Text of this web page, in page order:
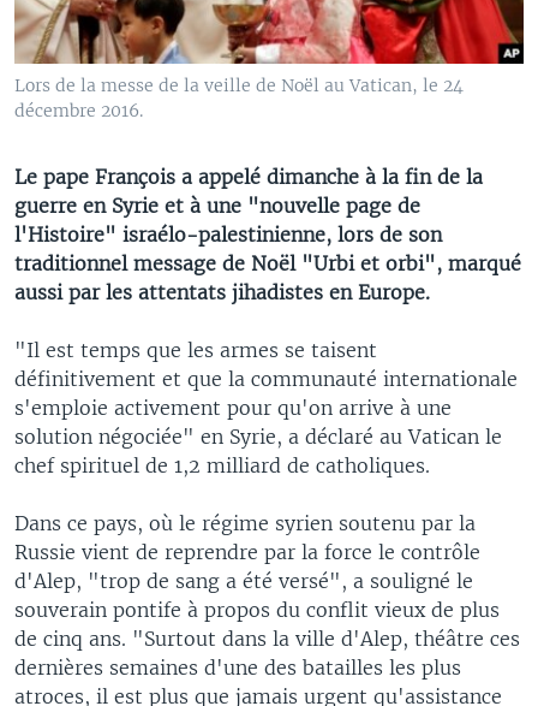
Lors de la messe de la veille de Noël au Vatican, le 24
décembre 2016.
Le pape François a appelé dimanche à la fin de la
guerre en Syrie et à une "nouvelle page de
l'Histoire" israélo-palestinienne, lors de son
traditionnel message de Noël "Urbi et orbi", marqué
aussi par les attentats jihadistes en Europe.
"Il est temps que les armes se taisent
définitivement et que la communauté internationale
s'emploie activement pour qu'on arrive à une
solution négociée" en Syrie, a déclaré au Vatican le
chef spirituel de 1,2 milliard de catholiques.
Dans ce pays, où le régime syrien soutenu par la
Russie vient de reprendre par la force le contrôle
d'Alep, "trop de sang a été versé", a souligné le
souverain pontife à propos du conflit vieux de plus
de cinq ans. "Surtout dans la ville d'Alep, théâtre ces
dernières semaines d'une des batailles les plus
atroces, il est plus que jamais urgent qu'assistance